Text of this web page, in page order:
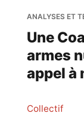
ANALYSES ET
Une
armes
appel à
Collectif